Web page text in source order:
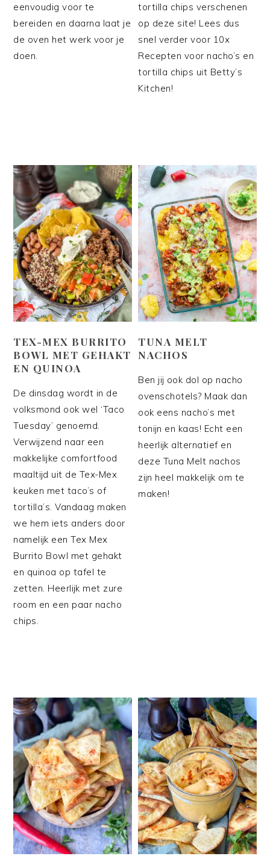
eenvoudig voor te
bereiden en daarna laat je
de oven het werk voor je
doen.
tortilla chips verschenen
op deze site! Lees dus
snel verder voor 10x
Recepten voor nacho’s en
tortilla chips uit Betty’s
Kitchen!
TEX-MEX BURRITO
BOWL MET GEHAKT
EN QUINOA
De dinsdag wordt in de
volksmond ook wel ‘Taco
Tuesday’ genoemd.
Verwijzend naar een
makkelijke comfortfood
maaltijd uit de Tex-Mex
keuken met taco’s of
tortilla’s. Vandaag maken
we hem iets anders door
namelijk een Tex Mex
Burrito Bowl met gehakt
en quinoa op tafel te
zetten. Heerlijk met zure
room en een paar nacho
chips.
TUNA MELT
NACHOS
Ben jij ook dol op nacho
ovenschotels? Maak dan
ook eens nacho’s met
tonijn en kaas! Echt een
heerlijk alternatief en
deze Tuna Melt nachos
zijn heel makkelijk om te
maken!